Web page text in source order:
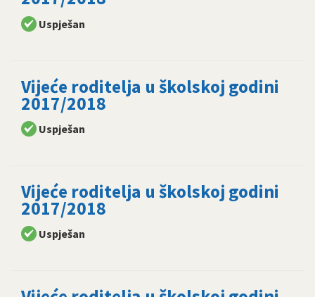
Uspješan
Vijeće roditelja u školskoj godini
2017/2018
Uspješan
Vijeće roditelja u školskoj godini
2017/2018
Uspješan